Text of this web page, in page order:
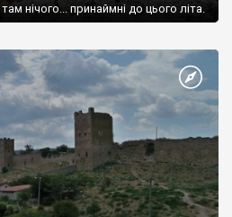
нічого... принаймні до цього літа.